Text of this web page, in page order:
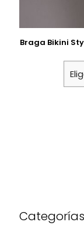
Braga Bikini
Categorías